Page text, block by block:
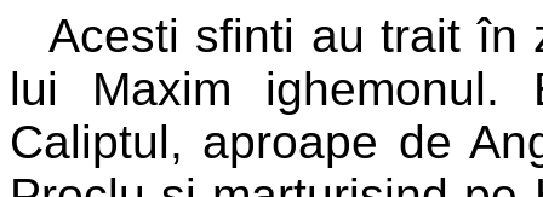
Acesti sfinti au trait în
lui Maxim
Caliptul, aproape de